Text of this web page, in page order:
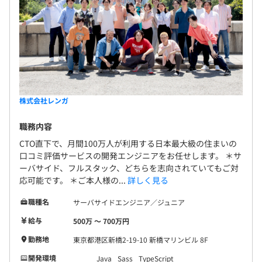
ピング
Docker、Kubernetes、Amazon ECS、Amazon Elastic
Kubernetes Service
BigQuery、Amazon Kinesis
ー、リアル脱出ゲーム、ボルタリング、ファミコン
大会、テニス、お花見などをしました。任意参加で
その都度参加したい人/予定が合う人だけ参加しま
す。全く参加しなくても大丈夫です。仕事中に気分転
換のために散歩したりもします。 ●社名の由来 社名
であるレンガの由来は、「流行や商機のみを追いか
けるのではなく、しっかりと社会に価値を提供でき
るサービスをレンガのように１つ１つ積み上げてい
は不動産ですが、今後も日常生活や人生を助けるこ
とのできるサービスを領域関係なく生み出し続けて
いきます。
株式会社レンガ
職務内容
CTO直下で、月間100万人が利用する日本最大級の住まいの
口コミ評価サービスの開発エンジニアをお任せします。 ＊サ
ーバサイド、フルスタック、どちらを志向されていてもご対
応可能です。 ＊ご本人様の... 詳しく見る
職種名
サーバサイドエンジニア／ジュニア
給与
500万 〜 700万円
勤務地
東京都港区新橋2-19-10 新橋マリンビル 8F
開発環境
Java Sass TypeScript